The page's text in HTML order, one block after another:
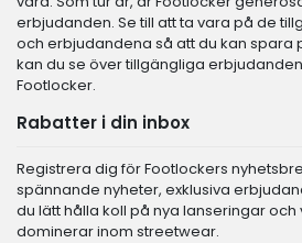
erbjudanden. Se till att ta vara på de
och erbjudandena så att du kan spara
kan du se över tillgängliga
Footlocker.
Rabatter i din inbox
Registrera dig för Footlockers
spännande nyheter, exklusiva
du lätt hålla koll på nya lanseringar
dominerar inom streetwear.